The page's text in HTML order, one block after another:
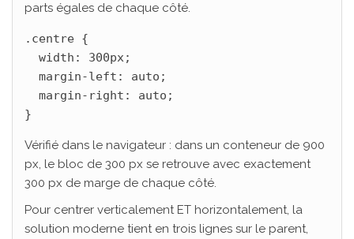
parts égales de chaque côté.
.centre {
  width: 300px;
  margin-left: auto;
  margin-right: auto;
}
Vérifié dans le navigateur : dans un conteneur de 900
px, le bloc de 300 px se retrouve avec exactement
300 px de marge de chaque côté.
Pour centrer verticalement ET horizontalement, la
solution moderne tient en trois lignes sur le parent,